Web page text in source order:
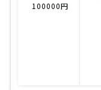
100000円